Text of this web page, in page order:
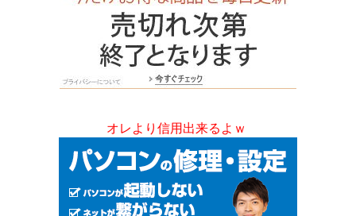
オレより信用出来るよｗ